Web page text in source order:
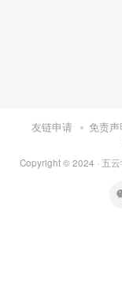
友链申请 免责声
Copyright © 2024 · 五